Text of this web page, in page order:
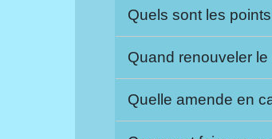
Quels sont les
Quand renouveler
Quelle amende en